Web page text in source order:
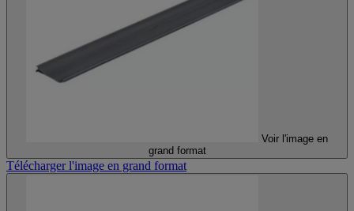
Voir l'image en
grand format
Télécharger l'image en grand format